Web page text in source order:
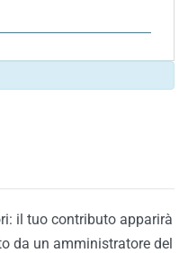
il tuo contributo apparirà
da un amministratore del